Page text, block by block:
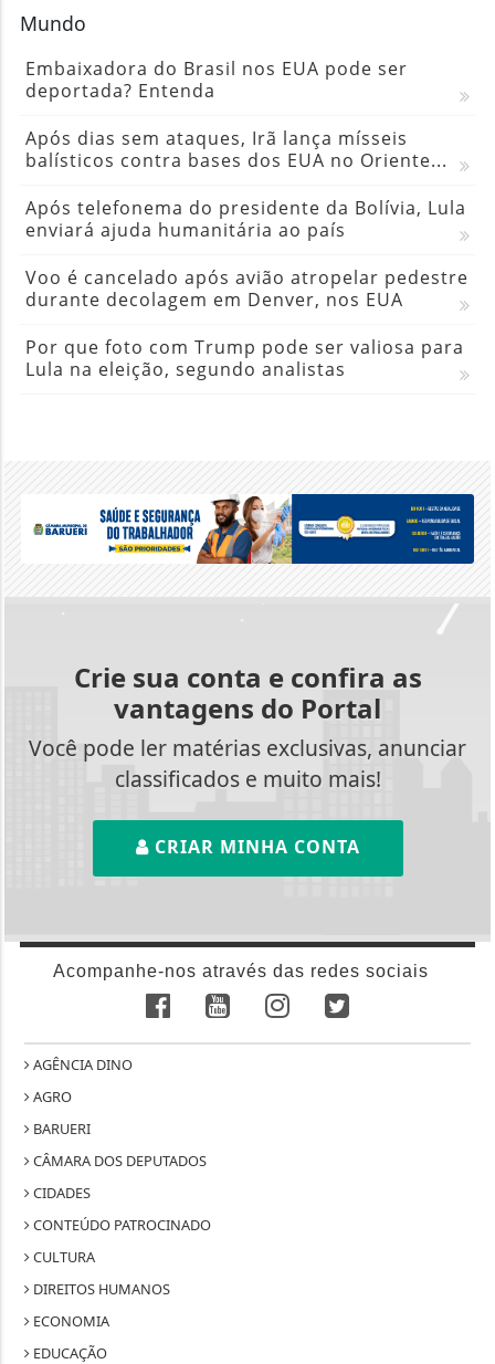
Mundo
Embaixadora do Brasil nos EUA pode ser
deportada? Entenda
Após dias sem ataques, Irã lança mísseis
balísticos contra bases dos EUA no Oriente...
Após telefonema do presidente da Bolívia, Lula
enviará ajuda humanitária ao país
Voo é cancelado após avião atropelar pedestre
durante decolagem em Denver, nos EUA
Por que foto com Trump pode ser valiosa para
Lula na eleição, segundo analistas
Crie sua conta e confira as
vantagens do Portal
Você pode ler matérias exclusivas, anunciar
classificados e muito mais!
CRIAR MINHA CONTA
Acompanhe-nos através das redes sociais
AGÊNCIA DINO
AGRO
BARUERI
CÂMARA DOS DEPUTADOS
CIDADES
CONTEÚDO PATROCINADO
CULTURA
DIREITOS HUMANOS
ECONOMIA
EDUCAÇÃO